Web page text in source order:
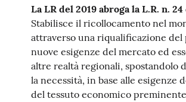
La LR del 2019 abroga la L.R. n. 24
Stabilisce il ricollocamento nel
attraverso una riqualificazione del
nuove esigenze del mercato ed
altre realtà regionali, spostandolo
la necessità, in base alle esigenze
del tessuto economico